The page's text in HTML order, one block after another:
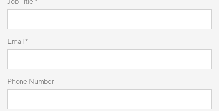
Email *
Phone Number